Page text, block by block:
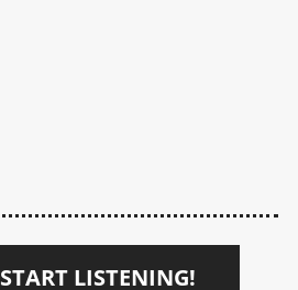
START LISTENING!